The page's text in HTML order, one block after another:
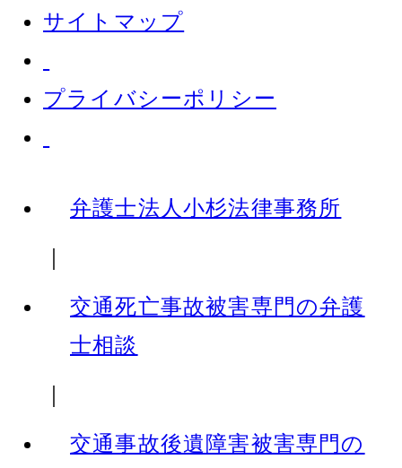
サイトマップ
プライバシーポリシー
弁護士法人小杉法律事務所
交通死亡事故被害専門の弁護
士相談
交通事故後遺障害被害専門の